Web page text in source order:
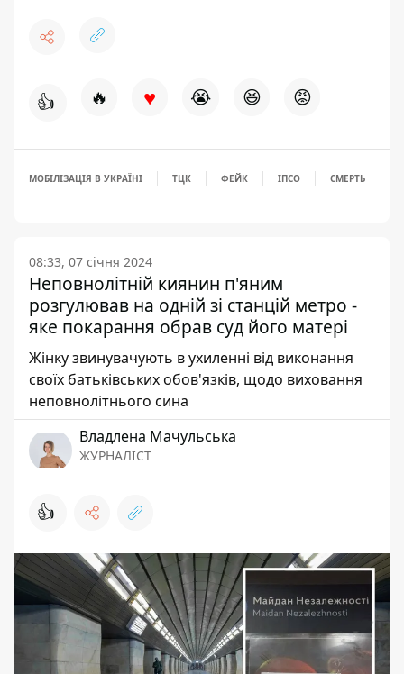
👍 🔥 ♥ 😭 😆 😡
МОБІЛІЗАЦІЯ В УКРАЇНІ ТЦК ФЕЙК ІПСО СМЕРТЬ
08:33, 07 січня 2024
Неповнолітній киянин п'яним
розгулював на одній зі станцій метро -
яке покарання обрав суд його матері
Жінку звинувачують в ухиленні від виконання
своїх батьківських обов'язків, щодо виховання
неповнолітнього сина
Владлена Мачульська
ЖУРНАЛІСТ
👍